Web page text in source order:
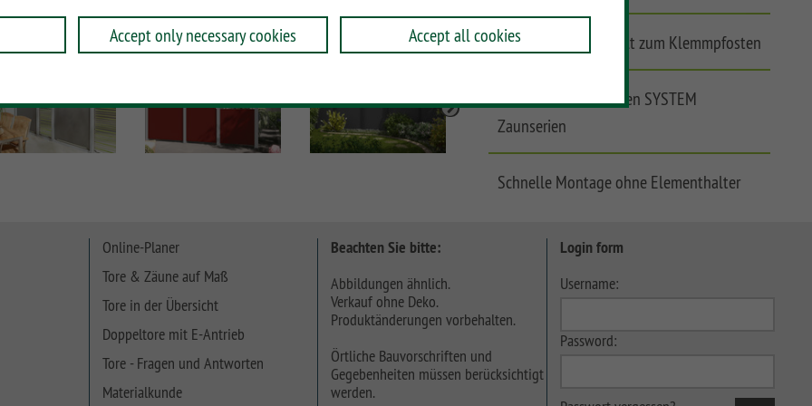
Accept only necessary cookies Accept all cookiesWinddicht, ohne Spalt zum Klemmpfosten
Kombinierbar mit allen SYSTEM
Zaunserien
Schnelle Montage ohne Elementhalter
Online-Planer
Tore & Zäune auf Maß
Tore in der Übersicht
Doppeltore mit E-Antrieb
Tore - Fragen und Antworten
Materialkunde
Beachten Sie bitte:
Abbildungen ähnlich.
Verkauf ohne Deko.
Produktänderungen vorbehalten.
Örtliche Bauvorschriften und
Gegebenheiten müssen berücksichtigt
werden.
Login form
Username:
Password: